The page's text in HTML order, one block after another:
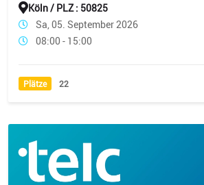
Köln / PLZ : 50825
Sa, 05. September 2026
08:00 - 15:00
Plätze 22